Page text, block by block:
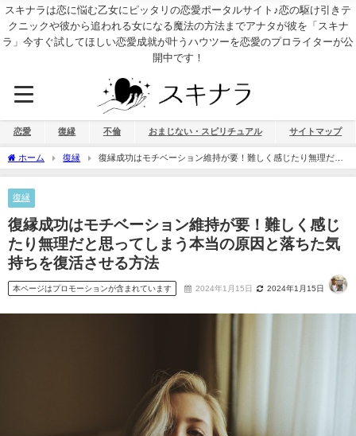
スキナラは恋に悩む乙女にピッタリの恋愛ポータルサイト♪恋の駆け引きテ
クニックや彼から追われる女になる魔法の方法までアナタが彼を「スキナ
ラ」今すぐ試してほしい恋愛成就が叶うハウツーを恋愛のプロライターが公
開中です！
恋愛 復縁 不倫 おまじない・スピリチュアル サイトマップ
ホーム 復縁
復縁成功はモチベーション維持が要！難しく感じたり無理だと
思ってしまう本当の原因と落ちた気持ちを復活させる方法
復縁
復縁成功はモチベーション維持が要！難しく感じ
たり無理だと思ってしまう本当の原因と落ちた気
持ちを復活させる方法
本ページはプロモーションが含まれています 2024年1月15日 2024年1月15日